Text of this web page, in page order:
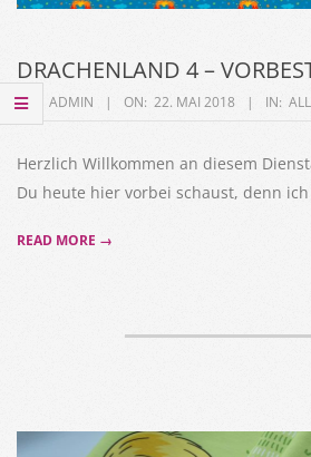
DRACHENLAND 4 –
2018-
05-
22
BY: ADMIN ON: 22. MAI 2018 IN:
Herzlich Willkommen an diesem
Du heute hier vorbei schaust, denn
READ MORE →